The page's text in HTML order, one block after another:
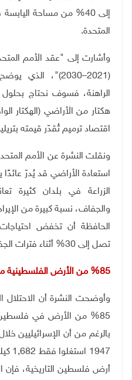
إلى 40% من مساحة
المتحدة.
وأشارت إلى "عقد الأمم
(2021–2030)"،
اقتصاد ترميم تُقدّر قيمته
ونقلت النشرة عن الأمم
الزراعة في بلدان كثيرة
والجفاف، نسبة كبيرة من
الحافظة أن تخفض
تصل إلى 30% أثناء فترات الجفاف
85% من الأرض الفلسطينية
وأوضحت النشرة أن الاحتلال
85% من الأرض في فلسطين
بالرغم من أن الإسرائيليين
أرض فلسطين التاريخية، فإن